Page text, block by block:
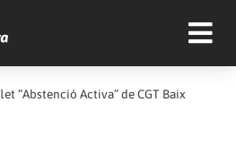
“Abstenció Activa” de CGT Baix